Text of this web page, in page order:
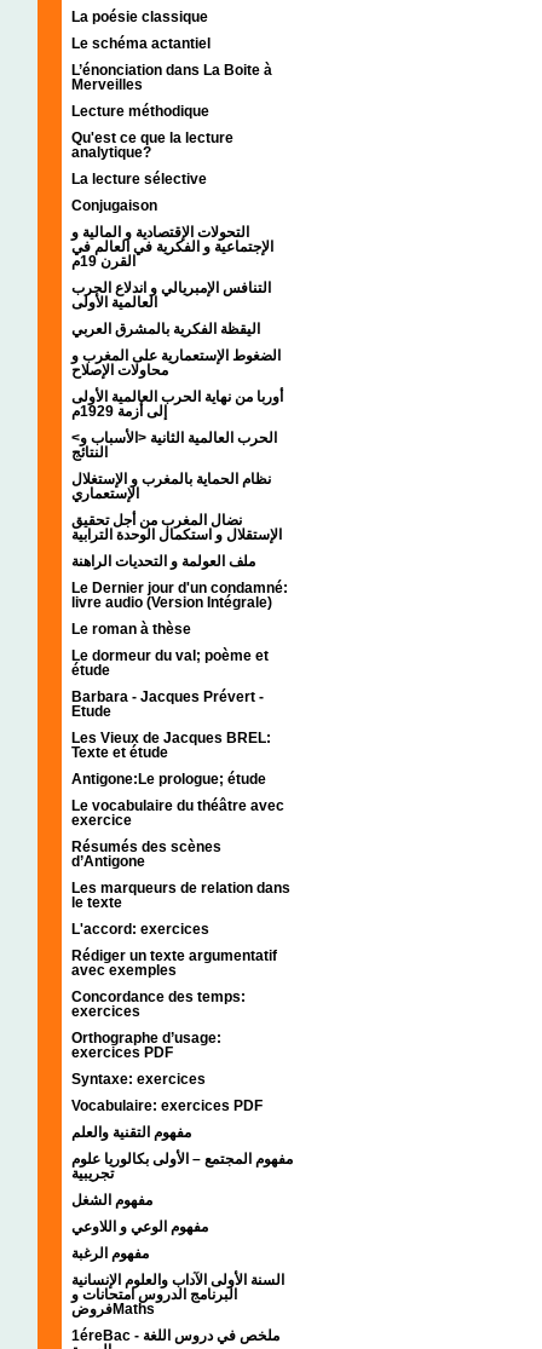
La poésie classique
Le schéma actantiel
L’énonciation dans La Boite à
Merveilles
Lecture méthodique
Qu'est ce que la lecture
analytique?
La lecture sélective
Conjugaison
التحولات الإقتصادية و المالية و
الإجتماعية و الفكرية في العالم في
القرن 19م
التنافس الإمبريالي و اندلاع الحرب
العالمية الأولى
اليقظة الفكرية بالمشرق العربي
الضغوط الإستعمارية على المغرب و
محاولات الإصلاح
أوربا من نهاية الحرب العالمية الأولى
إلى أزمة 1929م
<الحرب العالمية الثانية <الأسباب و
النتائج
نظام الحماية بالمغرب و الإستغلال
الإستعماري
نضال المغرب من أجل تحقيق
الإستقلال و استكمال الوحدة الترابية
ملف العولمة و التحديات الراهنة
Le Dernier jour d'un condamné:
livre audio (Version Intégrale)
Le roman à thèse
Le dormeur du val; poème et
étude
Barbara - Jacques Prévert -
Etude
Les Vieux de Jacques BREL:
Texte et étude
Antigone:Le prologue; étude
Le vocabulaire du théâtre avec
exercice
Résumés des scènes
d’Antigone
Les marqueurs de relation dans
le texte
L'accord: exercices
Rédiger un texte argumentatif
avec exemples
Concordance des temps:
exercices
Orthographe d’usage:
exercices PDF
Syntaxe: exercices
Vocabulaire: exercices PDF
مفهوم التقنية والعلم
مفهوم المجتمع – الأولى بكالوريا علوم
تجريبية
مفهوم الشغل
مفهوم الوعي و اللاوعي
مفهوم الرغبة
السنة الأولى الآداب والعلوم الإنسانية
البرنامج الدروس امتحانات و
فروضMaths
1éreBac - ملخص في دروس اللغة